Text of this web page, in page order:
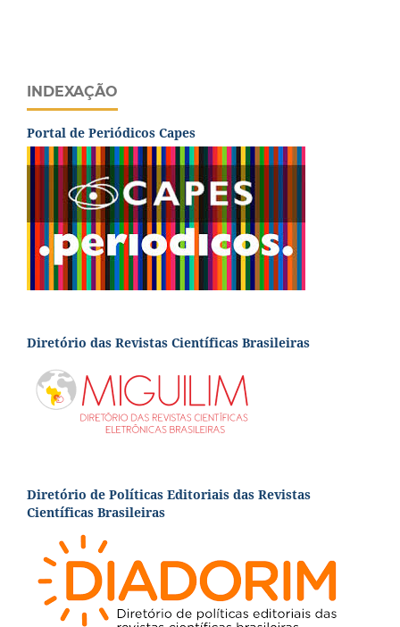
INDEXAÇÃO
Portal de Periódicos Capes
Diretório das Revistas Científicas Brasileiras
Diretório de Políticas Editoriais das Revistas
Científicas Brasileiras